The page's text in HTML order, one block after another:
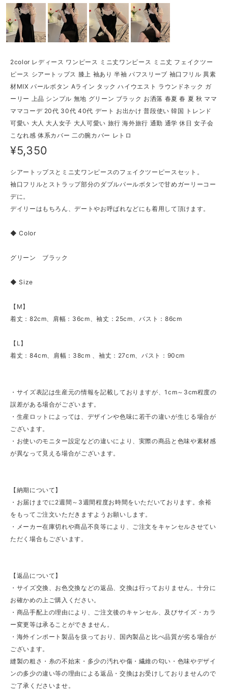
2color レディース ワンピース ミニ丈ワンピース ミニ丈 フェイクツー
ピース シアートップス 膝上 袖あり 半袖 パフスリーブ 袖口フリル 異素
材MIX パールボタン Aライン タック ハイウエスト ラウンドネック ガ
ーリー 上品 シンプル 無地 グリーン ブラック お洒落 春夏 春 夏 秋 ママ
ママコーデ 20代 30代 40代 デート お出かけ 普段使い 韓国 トレンド
可愛い 大人 大人女子 大人可愛い 旅行 海外旅行 通勤 通学 休日 女子会
こなれ感 体系カバー 二の腕カバー レトロ
¥5,350
シアートップスとミニ丈ワンピースのフェイクツーピースセット。
袖口フリルとストラップ部分のダブルパールボタンで甘めガーリーコー
デに。
デイリーはもちろん、デートやお呼ばれなどにも着用して頂けます。
◆ Color
グリーン ブラック
◆ Size
【M】
着丈：82cm、肩幅：36cm、袖丈：25cm、バスト：86cm
【L】
着丈：84cm、肩幅：38cm 、袖丈：27cm、バスト：90cm
・サイズ表記は生産元の情報を記載しておりますが、1cm～3cm程度の
誤差がある場合がございます。
・生産ロットによっては、デザインや色味に若干の違いが生じる場合が
ございます。
・お使いのモニター設定などの違いにより、実際の商品と色味や素材感
が異なって見える場合がございます。
【納期について】
・お届けまでに2週間～3週間程度お時間をいただいております。余裕
をもってご注文いただきますようお願いします。
・メーカー在庫切れや商品不良等により、ご注文をキャンセルさせてい
ただく場合もございます。
【返品について】
・サイズ交換、お色交換などの返品、交換は行っておりません。十分に
お確かめの上ご購入ください。
・商品手配上の理由により、ご注文後のキャンセル、及びサイズ・カラ
ー変更等は承ることができません。
・海外インポート製品を扱っており、国内製品と比べ品質が劣る場合が
ございます。
縫製の粗さ・糸の不始末・多少の汚れや傷・繊維の匂い・色味やデザイ
ンの多少の違い等の理由による返品・交換はお受けしておりませんので
ご了承くださいませ。